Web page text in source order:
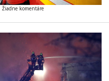
Žiadne komentáre